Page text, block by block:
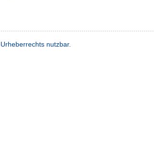
nutzbar.